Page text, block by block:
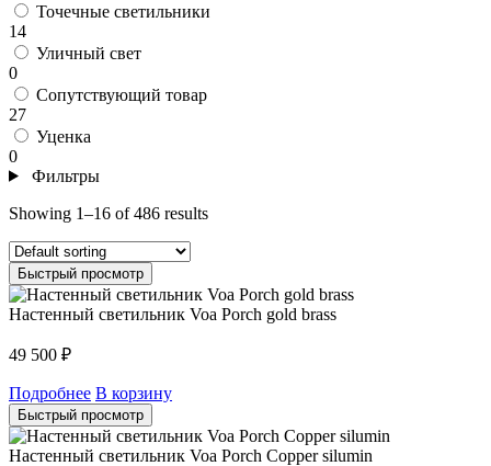
Точечные светильники
14
Уличный свет
0
Cопутствующий товар
27
Уценка
0
Фильтры
Showing 1–16 of 486 results
Быстрый просмотр
Настенный светильник Voa Porch gold brass
49 500 ₽
Подробнее В корзину
Быстрый просмотр
Настенный светильник Voa Porch Copper silumin